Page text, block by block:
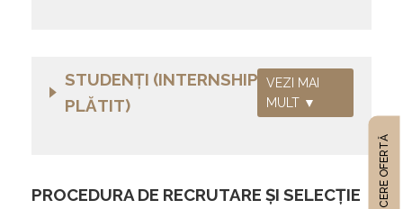
STUDENȚI (INTERNSHIP
PLĂTIT)
VEZI MAI
MULT ▼
PROCEDURA DE RECRUTARE ȘI SELECȚIE CERE OFERTĂ